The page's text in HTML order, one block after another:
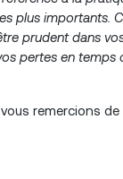
plus importants.
prudent dans
pertes en temps
remercions de